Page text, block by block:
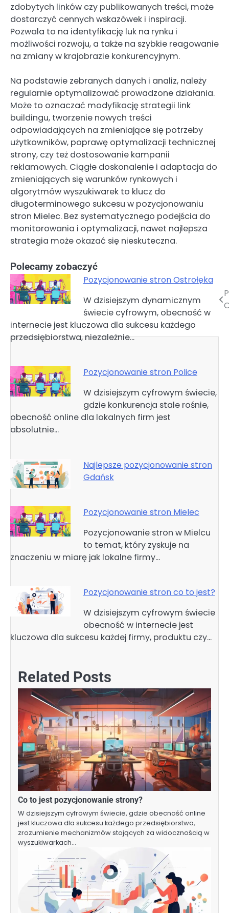
zdobytych linków czy publikowanych treści, może
dostarczyć cennych wskazówek i inspiracji.
Pozwala to na identyfikację luk na rynku i
możliwości rozwoju, a także na szybkie reagowanie
na zmiany w krajobrazie konkurencyjnym.
Na podstawie zebranych danych i analiz, należy
regularnie optymalizować prowadzone działania.
Może to oznaczać modyfikację strategii link
buildingu, tworzenie nowych treści
odpowiadających na zmieniające się potrzeby
użytkowników, poprawę optymalizacji technicznej
strony, czy też dostosowanie kampanii
reklamowych. Ciągłe doskonalenie i adaptacja do
zmieniających się warunków rynkowych i
algorytmów wyszukiwarek to klucz do
długoterminowego sukcesu w pozycjonowaniu
stron Mielec. Bez systematycznego podejścia do
monitorowania i optymalizacji, nawet najlepsza
strategia może okazać się nieskuteczna.
Polecamy zobaczyć
Pozycjonowanie stron Ostrołęka
W dzisiejszym dynamicznym
świecie cyfrowym, obecność w
internecie jest kluczowa dla sukcesu każdego
przedsiębiorstwa, niezależnie…
Pozycjonowanie stron Police
W dzisiejszym cyfrowym świecie,
gdzie konkurencja stale rośnie,
obecność online dla lokalnych firm jest
absolutnie…
Najlepsze pozycjonowanie stron
Gdańsk
Pozycjonowanie stron Mielec
Pozycjonowanie stron w Mielcu
to temat, który zyskuje na
znaczeniu w miarę jak lokalne firmy…
Pozycjonowanie stron co to jest?
W dzisiejszym cyfrowym świecie
obecność w internecie jest
kluczowa dla sukcesu każdej firmy, produktu czy…
Nawigacja
Related Posts
Co to jest pozycjonowanie strony?
W dzisiejszym cyfrowym świecie, gdzie obecność online
jest kluczowa dla sukcesu każdego przedsiębiorstwa,
zrozumienie mechanizmów stojących za widocznością w
wyszukiwarkach…